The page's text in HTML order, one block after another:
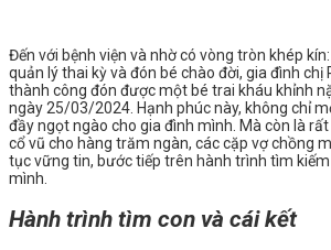
Đến với bệnh viện và nhờ có vòng tròn khép
quản lý thai kỳ và đón bé chào đời, gia đình chị
thành công đón được một bé trai kháu khỉnh
ngày 25/03/2024. Hạnh phúc này, không chỉ
đầy ngọt ngào cho gia đình mình. Mà còn là
cổ vũ cho hàng trăm ngàn, các cặp vợ chồng
tục vững tin, bước tiếp trên hành trình tìm
mình.
Hành trình tìm con và cái kết